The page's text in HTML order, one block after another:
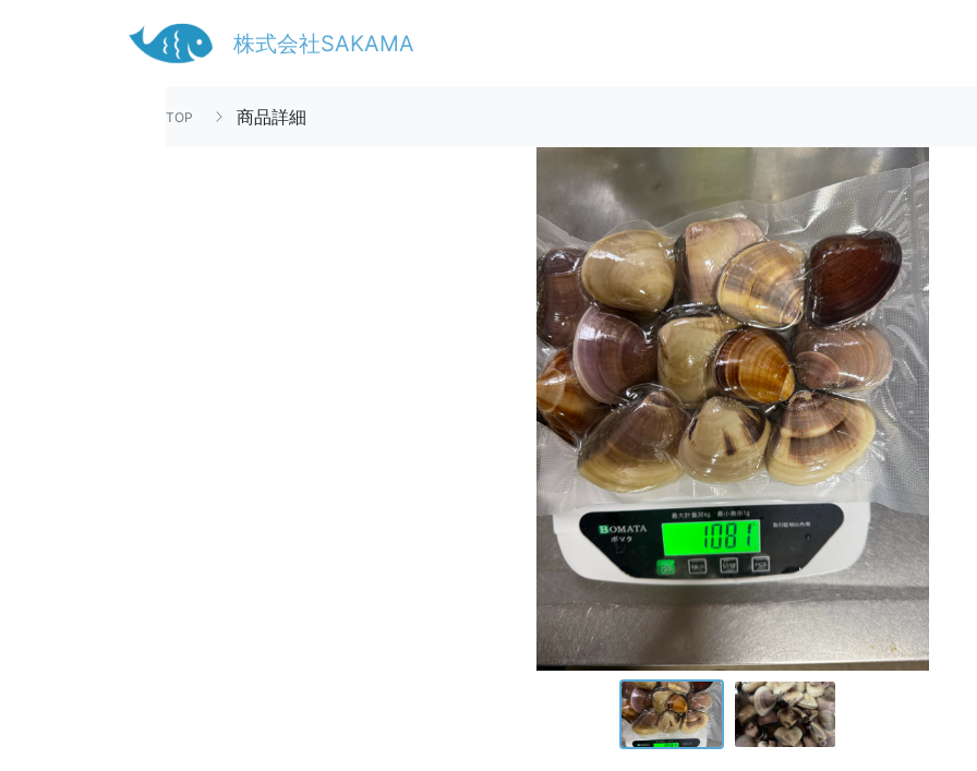
株式会社SAKAMA
TOP 商品詳細